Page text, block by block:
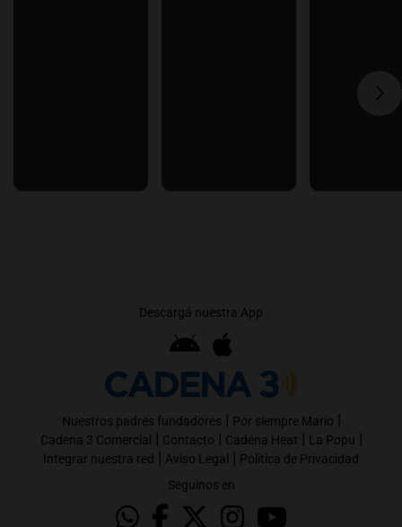
Descargá nuestra App
Nuestros padres fundadores | Por siempre Mario |
Cadena 3 Comercial | Contacto | Cadena Heat | La Popu |
Integrar nuestra red | Aviso Legal | Política de Privacidad
Seguinos en